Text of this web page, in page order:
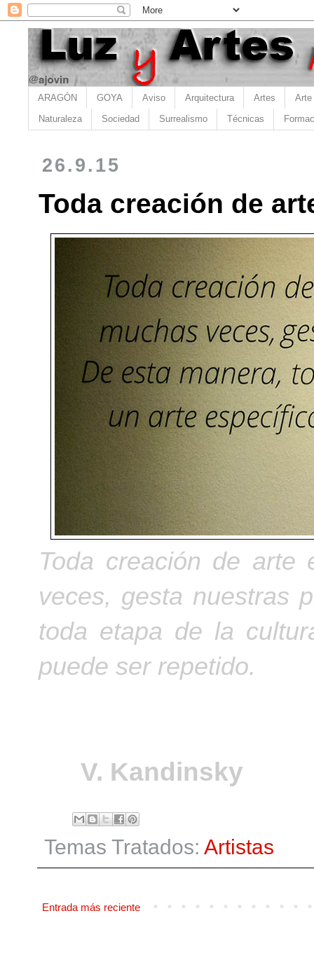
ARAGÓN GOYA Aviso Arquitectura Artes Arte
Naturaleza Sociedad Surrealismo Técnicas
26.9.15
Toda creación de
Toda creación de arte
veces, gesta nuestras
toda etapa de la
puede ser repetido.
V. Kandinsky
Temas Tratados: Artistas
Entrada más reciente